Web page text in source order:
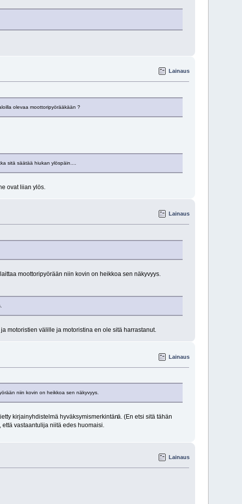
Lainaus
olevaa moottoripyörääkään ?
sitä säätää hiukan ylöspäin....
ovat liian ylös.
Lainaus
moottoripyörään niin kovin on heikkoa sen näkyvyys.
motoristien välille ja motoristina en ole sitä harrastanut.
Lainaus
niin kovin on heikkoa sen näkyvyys.
kirjainyhdistelmä hyväksymismerkintänä. (En etsi sitä tähän
vastaantulija niitä edes huomaisi.
Lainaus